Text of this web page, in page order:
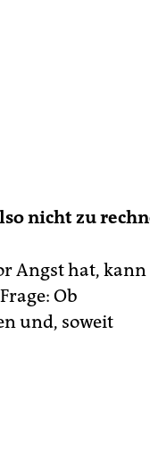
nicht zu
Angst hat, kann
Ob
und, soweit